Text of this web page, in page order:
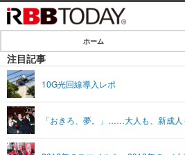
IT・デジタル
SPEED TEST
エンタメ
ホーム
注目記事
10G光回線導入レポ
「おきろ、夢。」……大人も、新成人